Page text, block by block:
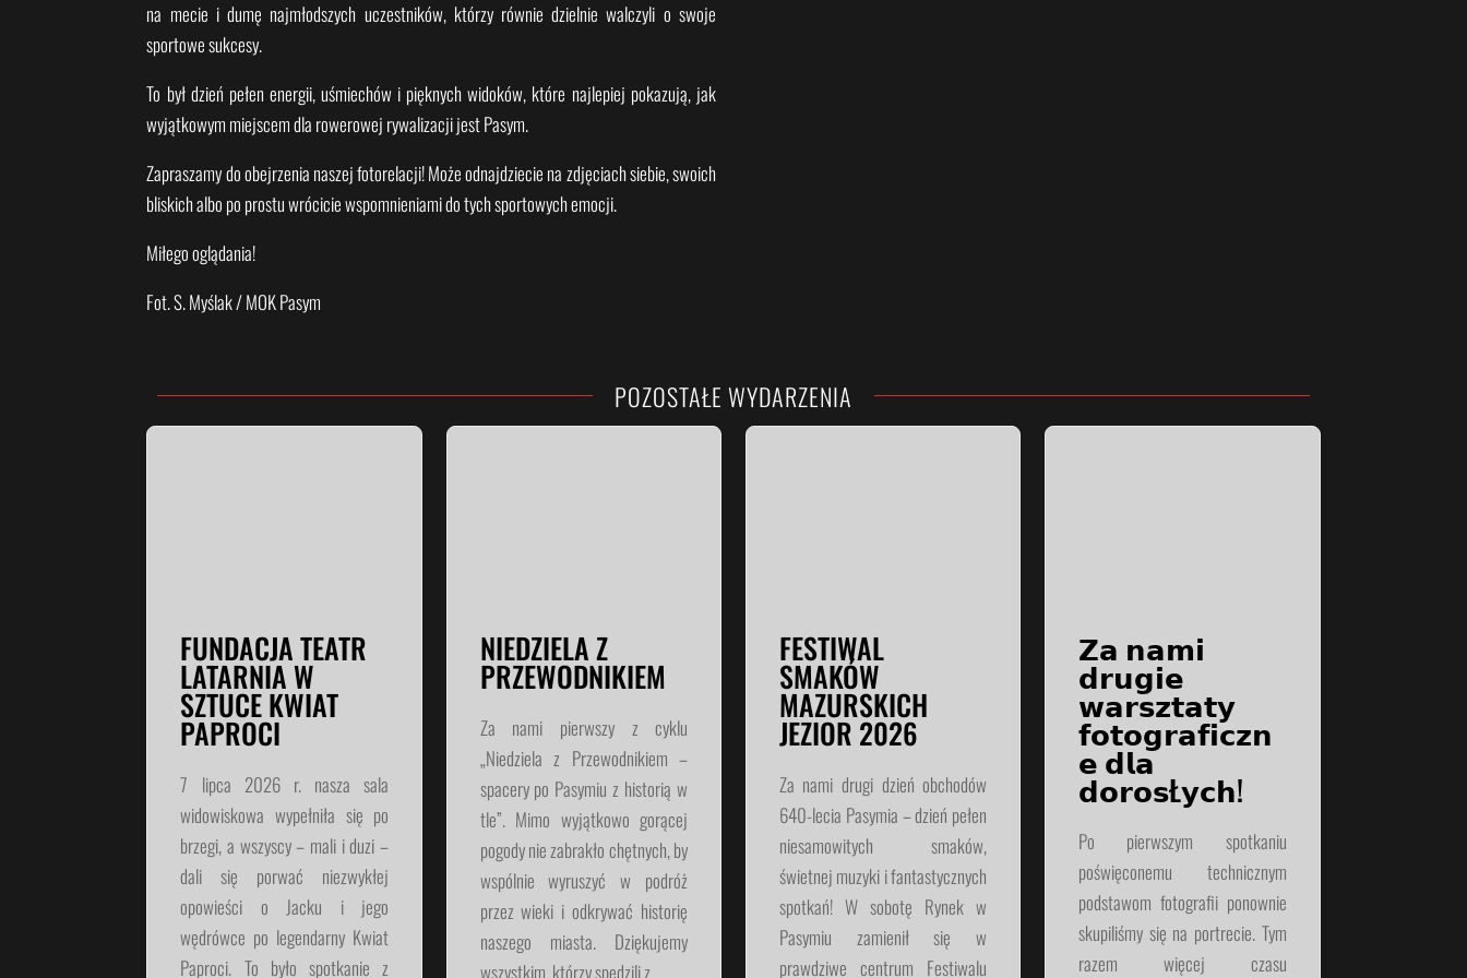
na mecie i dumę najmłodszych uczestników, którzy równie dzielnie walczyli o swoje
sportowe sukcesy.
To był dzień pełen energii, uśmiechów i pięknych widoków, które najlepiej pokazują, jak
wyjątkowym miejscem dla rowerowej rywalizacji jest Pasym.
Zapraszamy do obejrzenia naszej fotorelacji! Może odnajdziecie na zdjęciach siebie, swoich
bliskich albo po prostu wrócicie wspomnieniami do tych sportowych emocji.
Miłego oglądania!
Fot. S. Myślak / MOK Pasym
POZOSTAŁE WYDARZENIA
FUNDACJA TEATR
LATARNIA W
SZTUCE KWIAT
PAPROCI
7 lipca 2026 r. nasza sala
widowiskowa wypełniła się po
brzegi, a wszyscy – mali i duzi –
dali się porwać niezwykłej
opowieści o Jacku i jego
wędrówce po legendarny Kwiat
Paproci. To było spotkanie z
NIEDZIELA Z
PRZEWODNIKIEM
Za nami pierwszy z cyklu
„Niedziela z Przewodnikiem –
spacery po Pasymiu z historią w
tle”. Mimo wyjątkowo gorącej
pogody nie zabrakło chętnych, by
wspólnie wyruszyć w podróż
przez wieki i odkrywać historię
naszego miasta. Dziękujemy
wszystkim, którzy spędzili z...
FESTIWAL
SMAKÓW
MAZURSKICH
JEZIOR 2026
Za nami drugi dzień obchodów
640-lecia Pasymia – dzień pełen
niesamowitych smaków,
świetnej muzyki i fantastycznych
spotkań! W sobotę Rynek w
Pasymiu zamienił się w
prawdziwe centrum Festiwalu
𝗭𝗮 𝗻𝗮𝗺𝗶
𝗱𝗿𝘂𝗴𝗶𝗲
𝘄𝗮𝗿𝘀𝘇𝘁𝗮𝘁𝘆
𝗳𝗼𝘁𝗼𝗴𝗿𝗮𝗳𝗶𝗰𝘇𝗻
𝗲 𝗱𝗹𝗮
𝗱𝗼𝗿𝗼𝘀Ł𝘆𝗰𝗵!
Po pierwszym spotkaniu
poświęconemu technicznym
podstawom fotografii ponownie
skupiliśmy się na portrecie. Tym
razem więcej czasu